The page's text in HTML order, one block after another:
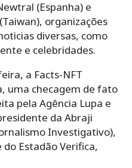
(Espanha) e
organizações
diversas, como
e celebridades.
a Facts-NFT
uma checagem de fato
pela Agência Lupa e
da Abraji
Investigativo),
Estadão Verifica,